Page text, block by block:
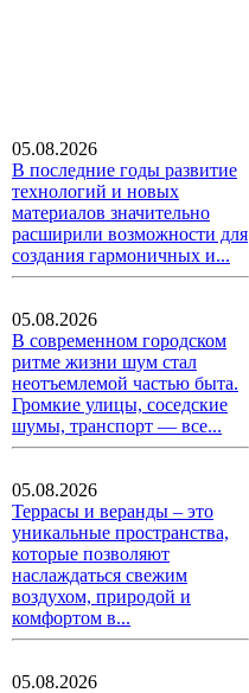
05.08.2026
В последние годы развитие
технологий и новых
материалов значительно
расширили возможности для
создания гармоничных и...
05.08.2026
В современном городском
ритме жизни шум стал
неотъемлемой частью быта.
Громкие улицы, соседские
шумы, транспорт — все...
05.08.2026
Террасы и веранды – это
уникальные пространства,
которые позволяют
наслаждаться свежим
воздухом, природой и
комфортом в...
05.08.2026